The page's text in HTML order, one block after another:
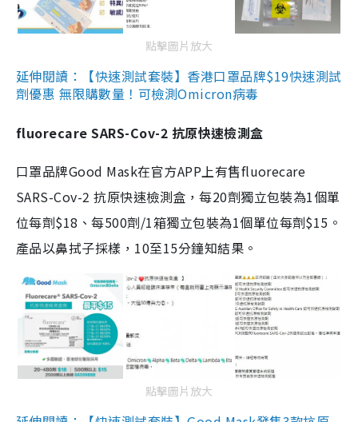
點擊圖片放大
延伸閱讀：【快速測試套裝】香港口罩品牌$19快速測試
劑優惠 無限購數量！可檢測Omicron病毒
fluorecare SARS-Cov-2 抗原快速檢測盒
口罩品牌Good Mask在官方APP上有售fluorecare
SARS-Cov-2 抗原快速檢測盒，每20劑獨立包裝為1個單
位每劑$18、每500劑/1箱獨立包裝為1個單位每劑$15。
產品以鼻拭子採樣，10至15分鐘知結果。
點擊圖片放大